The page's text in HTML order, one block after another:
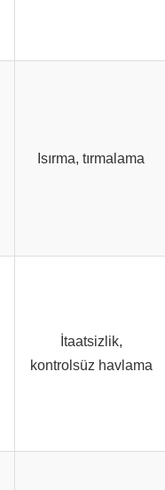
Isırma, tırmalama
İtaatsizlik,
kontrolsüz havlama